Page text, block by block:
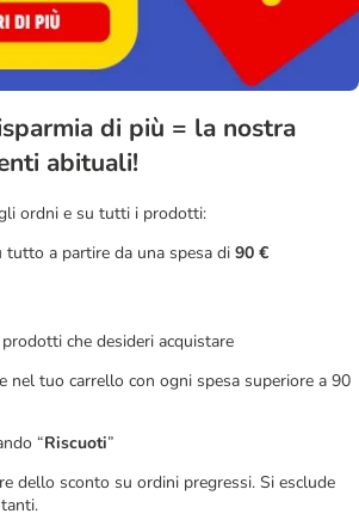
di più = la nostra
abituali!
ordni e su tutti i prodotti:
tutto a partire da una spesa di 90 €
che desideri acquistare
nel tuo carrello con ogni spesa superiore a 90
“Riscuoti”
dello sconto su ordini pregressi. Si esclude